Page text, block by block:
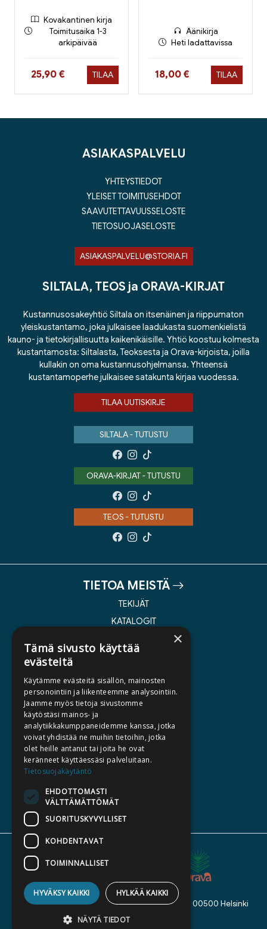
Kovakantinen kirja
Toimitusaika 1-3
arkipäivää
Hinta nyt
25,90 € TILAA
Äänikirja
Heti ladattavissa
Hinta nyt
18,00 € TILAA
ASIAKASPALVELU
YHTEYSTIEDOT
YLEISET TOIMITUSEHDOT
SAAVUTETTAVUUSSELOSTE
TIETOSUOJASELOSTE
ASIAKASPALVELU@STORIA.FI
SILTALA, TEOS ja ORAVA-KIRJAT
Kustannusosakeyhtiö Siltala on itsenäinen ja riippumaton
yleiskustantamo, joka julkaisee laadukasta suomenkielistä
kauno- ja tietokirjallisuutta kaikenikäisille. Yhtiö koostuu kolmesta
kustantamosta: Siltalasta, Teoksesta ja Orava-kirjoista, joilla
kullakin on oma kustannusohjelmansa. Yhteensä
kustantamoperhe julkaisee satakunta kirjaa vuodessa.
TILAA UUTISKIRJE
SILTALA - TUTUSTU
ORAVA-KIRJAT - TUTUSTU
TEOS - TUTUSTU
TIETOA MEISTÄ
TEKIJÄT
KATALOGIT
KIRJA TILAUSTYÖNÄ
MEDIALLE
LASKUTUSOSOITTEET
SILTALA.FI
ENNAKKOTILATTAVAT
LAHJAKORTTI
Kustannusosakeyhtiö Siltala, Suvilahdenkatu 7, 00500 Helsinki
© 2026 Siltala
×
Tämä sivusto käyttää
evästeitä
Käytämme evästeitä sisällön, mainosten
personointiin ja liikenteemme analysointiin.
Jaamme myös tietoja sivustomme
käytöstäsi mainos- ja
analytiikkakumppaneidemme kanssa, jotka
voivat yhdistää ne muihin tietoihin, jotka
olet heille antanut tai joita he ovat
keränneet käyttäessäsi palveluitaan.
Tietosuojakäytäntö
EHDOTTOMASTI
VÄLTTÄMÄTTÖMÄT
SUORITUSKYVYLLISET
KOHDENTAVAT
TOIMINNALLISET
HYVÄKSY KAIKKI HYLKÄÄ KAIKKI
NÄYTÄ TIEDOT